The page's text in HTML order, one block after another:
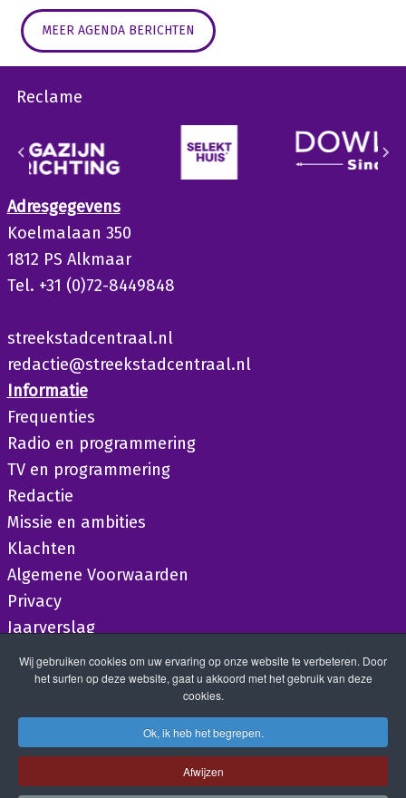
MEER AGENDA BERICHTEN
Reclame
Adresgegevens
Koelmalaan 350
1812 PS Alkmaar
Tel. +31 (0)72-8449848
streekstadcentraal.nl
redactie@streekstadcentraal.nl
Informatie
Frequenties
Radio en programmering
TV en programmering
Redactie
Missie en ambities
Klachten
Algemene Voorwaarden
Privacy
Jaarverslag
Wij gebruiken cookies om uw ervaring op onze website te verbeteren. Door
het surfen op deze website, gaat u akkoord met het gebruik van deze
cookies.
Ok, ik heb het begrepen.
Afwijzen